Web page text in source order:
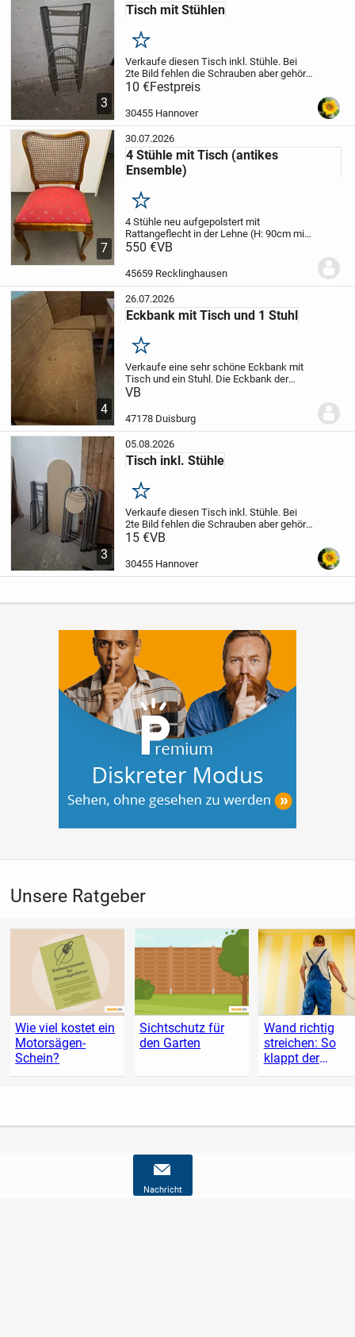
3
Tisch mit Stühlen
Merken
Verkaufe diesen Tisch inkl. Stühle. Bei
2te Bild fehlen die Schrauben aber gehört
dazu. Tisch größe: 40 Breit und 120 lang.
Da ich Neu Therapie-Dreirad benötige
verkaufe ich Sachen von mir. Nur...
10 €Festpreis
30455 Hannover
7
30.07.2026
4 Stühle mit Tisch (antikes
Ensemble)
Merken
4 Stühle neu aufgepolstert mit
Rattangeflecht in der Lehne (H: 90cm mit
Lehne, Sitzhöhe 50cm, Sitzfläche 50cm).
Tischplatte 100cm, ausgezogen 163 cm
lang.Beides Nuss-...
550 €VB
45659 Recklinghausen
4
26.07.2026
Eckbank mit Tisch und 1 Stuhl
Merken
Verkaufe eine sehr schöne Eckbank mit
Tisch und ein Stuhl. Die Eckbank der
Stuhl und der Tisch sind in einem sehr
VB
47178 Duisburg
3
05.08.2026
Tisch inkl. Stühle
Merken
Verkaufe diesen Tisch inkl. Stühle. Bei
2te Bild fehlen die Schrauben aber gehört
dazu.Tisch größe: 40 Breit und 120 lang.
verkaufe ich Sachen von mir.
15 €VB
30455 Hannover
Unsere Ratgeber
Wie viel kostet ein
Motorsägen-
Schein?
Sichtschutz für
den Garten
Wand richtig
streichen: So
klappt der
Anstrich
Nachricht